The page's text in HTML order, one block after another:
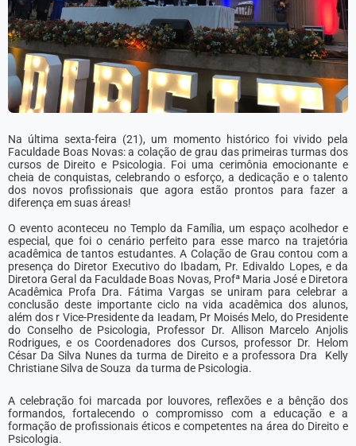
Na última sexta-feira (21), um momento histórico foi vivido pela
Faculdade Boas Novas: a colação de grau das primeiras turmas dos
cursos de Direito e Psicologia. Foi uma cerimônia emocionante e
cheia de conquistas, celebrando o esforço, a dedicação e o talento
dos novos profissionais que agora estão prontos para fazer a
diferença em suas áreas!
O evento aconteceu no Templo da Família, um espaço acolhedor e
especial, que foi o cenário perfeito para esse marco na trajetória
acadêmica de tantos estudantes. A Colação de Grau contou com a
presença do Diretor Executivo do Ibadam, Pr. Edivaldo Lopes, e da
Diretora Geral da Faculdade Boas Novas, Profª Maria José e Diretora
Acadêmica Profa Dra. Fátima Vargas se uniram para celebrar a
conclusão deste importante ciclo na vida acadêmica dos alunos,
além dos r Vice-Presidente da Ieadam, Pr Moisés Melo, do Presidente
do Conselho de Psicologia, Professor Dr. Allison Marcelo Anjolis
Rodrigues, e os Coordenadores dos Cursos, professor Dr. Helom
César Da Silva Nunes da turma de Direito e a professora Dra Kelly
Christiane Silva de Souza da turma de Psicologia.
A celebração foi marcada por louvores, reflexões e a bênção dos
formandos, fortalecendo o compromisso com a educação e a
formação de profissionais éticos e competentes na área do Direito e
Psicologia.